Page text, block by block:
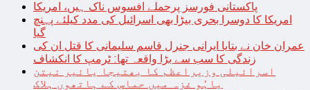
پاکستانی فورسز پرحملے افسوس ناک ہیں، امریکا
امریکا کا دوسرا بحری بیڑا بھی اسرائیل کی مدد کیلئے پہنچ
گیا
عمران خان نے بتایا ایرانی جنرل قاسم سلیمانی کا قتل ان کی
زندگی کا سب سے بڑا واقعہ تھا: ٹرمپ کا انکشاف
اسرائیلی وزیراعظم کا بھتیجا یائیر نیتن
یاہُو غزہ میں حماس کے ہاتھوں ہلاک